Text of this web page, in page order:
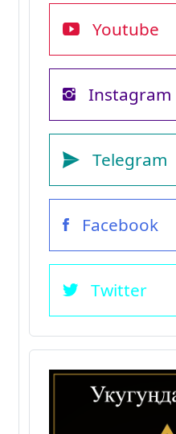
Youtube
Instagram
Telegram
Facebook
Twitter